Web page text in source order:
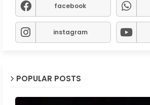
facebook
instagram
POPULAR POSTS